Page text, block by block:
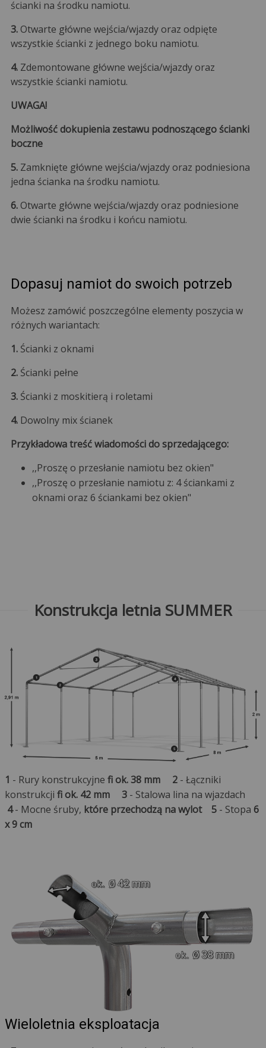
ścianki na środku namiotu.
3.Otwarte główne wejścia/wjazdy oraz odpięte
wszystkie ścianki z jednego boku namiotu.
4.Zdemontowane główne wejścia/wjazdy oraz
wszystkie ścianki namiotu.
UWAGA!
Możliwość dokupienia zestawu podnoszącego ścianki
boczne
5. Zamknięte główne wejścia/wjazdy oraz podniesiona
jedna ścianka na środku namiotu.
6.Otwarte główne wejścia/wjazdy oraz podniesione
dwie ścianki na środku i końcu namiotu.
Dopasuj namiot do swoich potrzeb
Możesz zamówić poszczególne elementy poszycia w
różnych wariantach:
1.Ścianki z oknami
2.Ścianki pełne
3.Ścianki z moskitierą i roletami
4.Dowolny mix ścianek
Przykładowa treść wiadomości do sprzedającego:
,,Proszę o przesłanie namiotu bez okien"
,,Proszę o przesłanie namiotu z: 4 ściankami z
oknami oraz 6 ściankami bez okien"
Konstrukcja letnia SUMMER
1 - Rury konstrukcyjne fi ok. 38 mm 2- Łączniki
konstrukcji fi ok. 42 mm 3- Stalowa lina na wjazdach
4- Mocne śruby, które przechodzą na wylot 5- Stopa 6
x 9 cm
Wieloletnia eksploatacja